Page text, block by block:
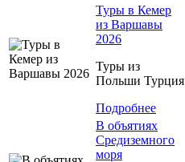
Туры в Кемер
из Варшавы
2026
Туры из
Польши Турция
Подробнее
В объятиях
Средиземного
моря